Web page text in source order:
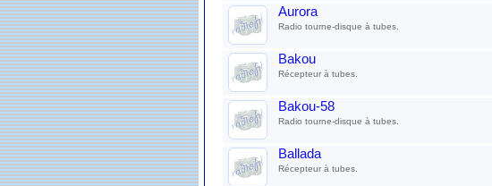
Aurora
Radio tourne-disque à tubes.
Bakou
Récepteur à tubes.
Bakou-58
Radio tourne-disque à tubes.
Ballada
Récepteur à tubes.